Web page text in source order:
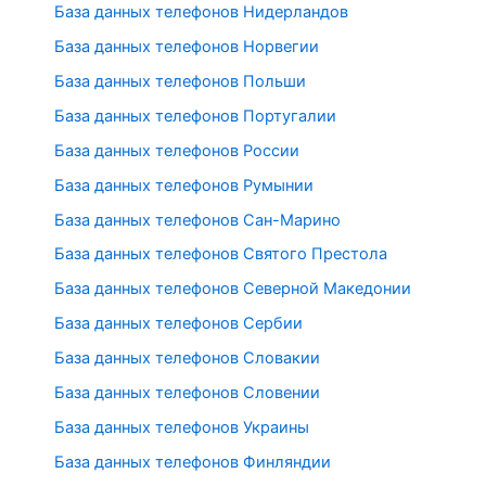
База данных телефонов Нидерландов
База данных телефонов Норвегии
База данных телефонов Польши
База данных телефонов Португалии
База данных телефонов России
База данных телефонов Румынии
База данных телефонов Сан-Марино
База данных телефонов Святого Престола
База данных телефонов Северной Македонии
База данных телефонов Сербии
База данных телефонов Словакии
База данных телефонов Словении
База данных телефонов Украины
База данных телефонов Финляндии